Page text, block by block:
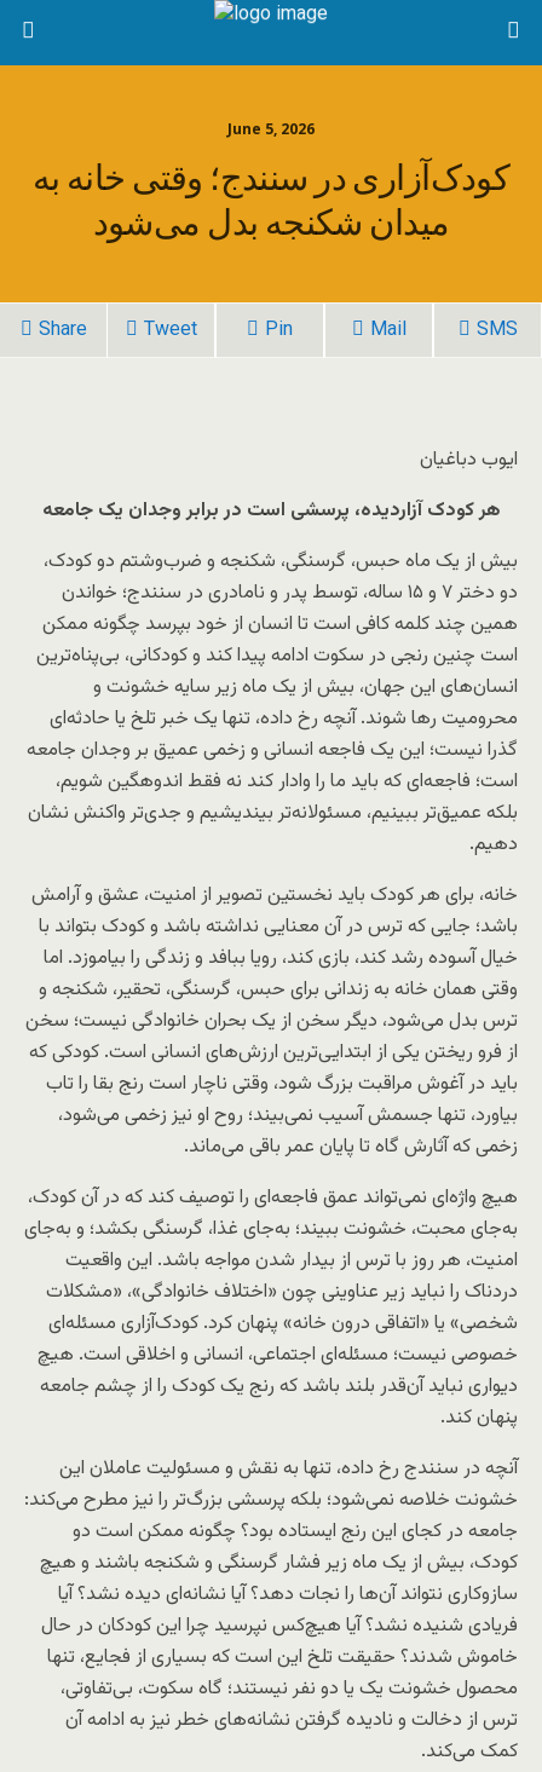
June 5, 2026
کودک‌آزاری در سنندج؛ وقتی خانه به
میدان شکنجه بدل می‌شود
Share Tweet Pin Mail SMS
ایوب دباغیان
هر کودک آزاردیده، پرسشی است در برابر وجدان یک جامعه
بیش از یک ماه حبس، گرسنگی، شکنجه و ضرب‌وشتم دو کودک،
دو دختر ۷ و ۱۵ ساله، توسط پدر و نامادری در سنندج؛ خواندن
همین چند کلمه کافی است تا انسان از خود بپرسد چگونه ممکن
است چنین رنجی در سکوت ادامه پیدا کند و کودکانی، بی‌پناه‌ترین
انسان‌های این جهان، بیش از یک ماه زیر سایه خشونت و
محرومیت رها شوند. آنچه رخ داده، تنها یک خبر تلخ یا حادثه‌ای
گذرا نیست؛ این یک فاجعه انسانی و زخمی عمیق بر وجدان جامعه
است؛ فاجعه‌ای که باید ما را وادار کند نه فقط اندوهگین شویم،
بلکه عمیق‌تر ببینیم، مسئولانه‌تر بیندیشیم و جدی‌تر واکنش نشان
دهیم.
خانه، برای هر کودک باید نخستین تصویر از امنیت، عشق و آرامش
باشد؛ جایی که ترس در آن معنایی نداشته باشد و کودک بتواند با
خیال آسوده رشد کند، بازی کند، رویا ببافد و زندگی را بیاموزد. اما
وقتی همان خانه به زندانی برای حبس، گرسنگی، تحقیر، شکنجه و
ترس بدل می‌شود، دیگر سخن از یک بحران خانوادگی نیست؛ سخن
از فرو ریختن یکی از ابتدایی‌ترین ارزش‌های انسانی است. کودکی که
باید در آغوش مراقبت بزرگ شود، وقتی ناچار است رنج بقا را تاب
بیاورد، تنها جسمش آسیب نمی‌بیند؛ روح او نیز زخمی می‌شود،
زخمی که آثارش گاه تا پایان عمر باقی می‌ماند.
هیچ واژه‌ای نمی‌تواند عمق فاجعه‌ای را توصیف کند که در آن کودک،
به‌جای محبت، خشونت ببیند؛ به‌جای غذا، گرسنگی بکشد؛ و به‌جای
امنیت، هر روز با ترس از بیدار شدن مواجه باشد. این واقعیت
دردناک را نباید زیر عناوینی چون «اختلاف خانوادگی»، «مشکلات
شخصی» یا «اتفاقی درون خانه» پنهان کرد. کودک‌آزاری مسئله‌ای
خصوصی نیست؛ مسئله‌ای اجتماعی، انسانی و اخلاقی است. هیچ
دیواری نباید آن‌قدر بلند باشد که رنج یک کودک را از چشم جامعه
پنهان کند.
آنچه در سنندج رخ داده، تنها به نقش و مسئولیت عاملان این
خشونت خلاصه نمی‌شود؛ بلکه پرسشی بزرگ‌تر را نیز مطرح می‌کند:
جامعه در کجای این رنج ایستاده بود؟ چگونه ممکن است دو
کودک، بیش از یک ماه زیر فشار گرسنگی و شکنجه باشند و هیچ
سازوکاری نتواند آن‌ها را نجات دهد؟ آیا نشانه‌ای دیده نشد؟ آیا
فریادی شنیده نشد؟ آیا هیچ‌کس نپرسید چرا این کودکان در حال
خاموش شدند؟ حقیقت تلخ این است که بسیاری از فجایع، تنها
محصول خشونت یک یا دو نفر نیستند؛ گاه سکوت، بی‌تفاوتی،
ترس از دخالت و نادیده گرفتن نشانه‌های خطر نیز به ادامه آن
کمک می‌کند.